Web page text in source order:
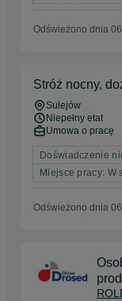
Odświeżono dnia
Stróż nocny,
Sulejów
Niepełny etat
Umowa o pracę
Doświadczenie
Miejsce pracy: W
Odświeżono dnia